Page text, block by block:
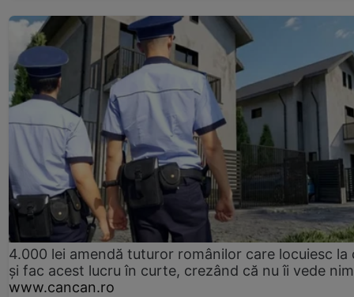
4.000 lei amendă tuturor românilor care locuiesc la
și fac acest lucru în curte, crezând că nu îi vede
www.cancan.ro